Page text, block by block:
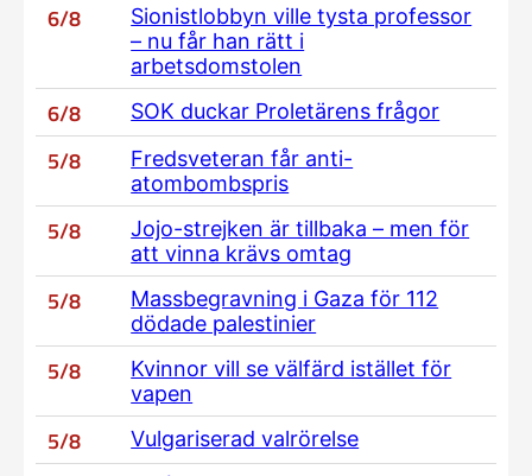
6/8
Sionistlobbyn ville tysta professor
– nu får han rätt i
arbetsdomstolen
6/8 SOK duckar Proletärens frågor
5/8
Fredsveteran får anti-
atombombspris
5/8
Jojo-strejken är tillbaka – men för
att vinna krävs omtag
5/8
Massbegravning i Gaza för 112
dödade palestinier
5/8
Kvinnor vill se välfärd istället för
vapen
5/8 Vulgariserad valrörelse